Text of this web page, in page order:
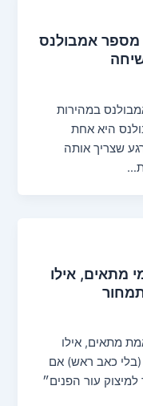
מספר אמבולנס
במהירות
היא אחת
שצריך אותה
מתאים, אילו
מתאים, אילו
(בלי כאב ראש) אם
עור הפנים״